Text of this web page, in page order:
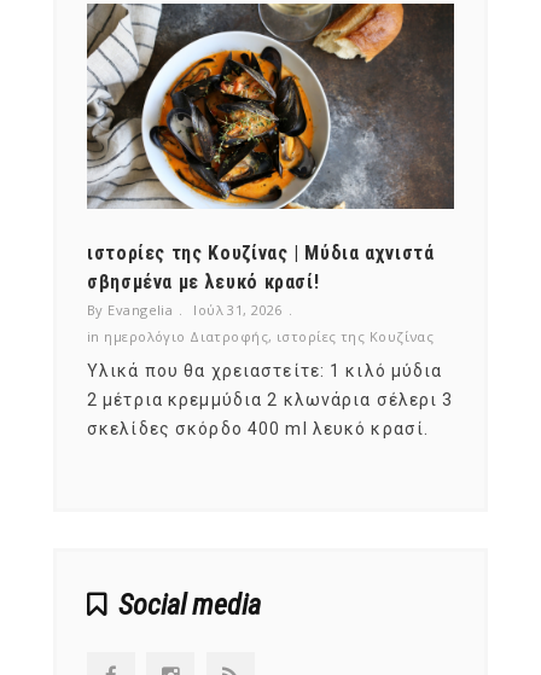
ιστορίες της Κουζίνας | Μύδια αχνιστά
σβησμένα με λευκό κρασί!
By Evangelia
Ιούλ 31, 2026
in ημερολόγιο Διατροφής, ιστορίες της Κουζίνας
Υλικά που θα χρειαστείτε: 1 κιλό μύδια
2 μέτρια κρεμμύδια 2 κλωνάρια σέλερι 3
σκελίδες σκόρδο 400 ml λευκό κρασί.
Social media